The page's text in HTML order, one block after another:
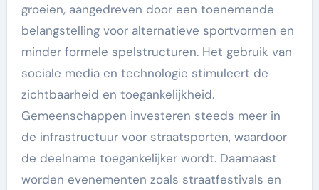
groeien, aangedreven door een toenemende
belangstelling voor alternatieve sportvormen en
minder formele spelstructuren. Het gebruik van
sociale media en technologie stimuleert de
zichtbaarheid en toegankelijkheid.
Gemeenschappen investeren steeds meer in
de infrastructuur voor straatsporten, waardoor
de deelname toegankelijker wordt. Daarnaast
worden evenementen zoals straatfestivals en